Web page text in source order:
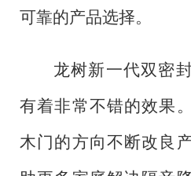
可靠的产品选择。
龙树新一代双密
有着非常不错的效果
木门的方向不断改良